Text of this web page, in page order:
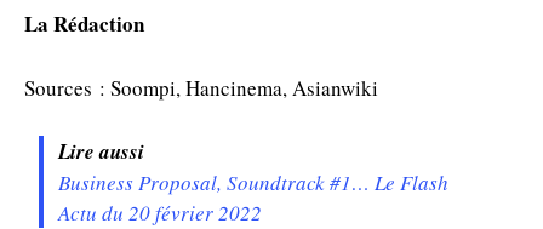
La Rédaction
Sources : Soompi, Hancinema, Asianwiki
Lire aussi
Business Proposal, Soundtrack #1… Le Flash
Actu du 20 février 2022